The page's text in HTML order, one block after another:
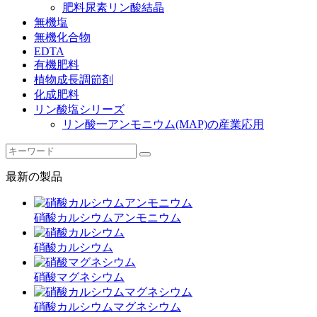
肥料尿素リン酸結晶
無機塩
無機化合物
EDTA
有機肥料
植物成長調節剤
化成肥料
リン酸塩シリーズ
リン酸一アンモニウム(MAP)の産業応用
最新の製品
硝酸カルシウムアンモニウム
硝酸カルシウム
硝酸マグネシウム
硝酸カルシウムマグネシウム